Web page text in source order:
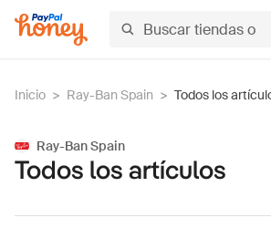
Inicio > Ray-Ban Spain > Todos los
Ray-Ban Spain
Todos los artículos